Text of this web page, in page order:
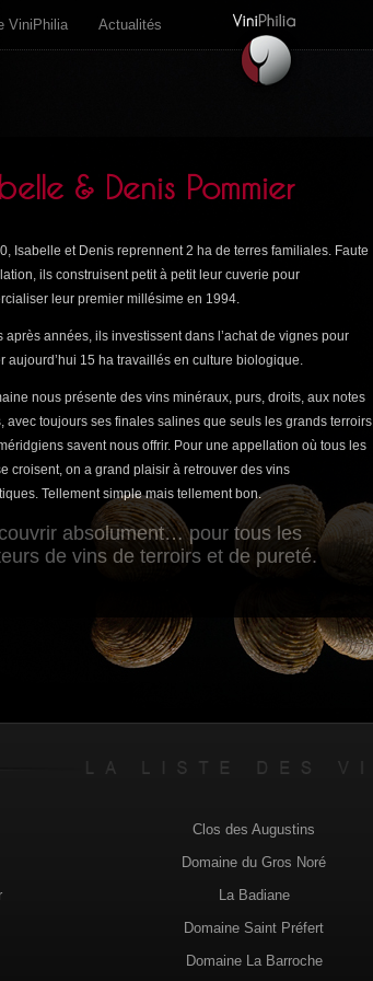
ViniPhilia Actualités
& Denis Pommier
Isabelle et Denis reprennent 2 ha de terres familiales. Faute
ils construisent petit à petit leur cuverie pour
leur premier millésime en 1994.
après années, ils investissent dans l’achat de vignes pour
aujourd’hui 15 ha travaillés en culture biologique.
nous présente des vins minéraux, purs, droits, aux notes
avec toujours ses finales salines que seuls les grands terroirs
savent nous offrir. Pour une appellation où tous les
croisent, on a grand plaisir à retrouver des vins
Tellement simple mais tellement bon.
absolument… pour tous les
de vins de terroirs et de pureté.
Clos des Augustins
Domaine du Gros Noré
La Badiane
Domaine Saint Préfert
Domaine La Barroche